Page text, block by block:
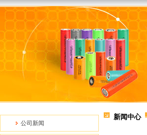
公司新闻
新闻中心